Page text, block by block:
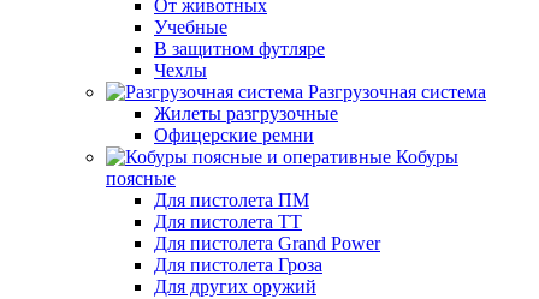
От животных
Учебные
В защитном футляре
Чехлы
Разгрузочная система
Жилеты разгрузочные
Офицерские ремни
Кобуры
поясные
Для пистолета ПМ
Для пистолета ТТ
Для пистолета Grand Power
Для пистолета Гроза
Для других оружий